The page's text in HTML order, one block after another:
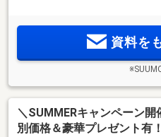
資料を
＼SUMMERキャンペーン
別価格＆豪華プレゼント有